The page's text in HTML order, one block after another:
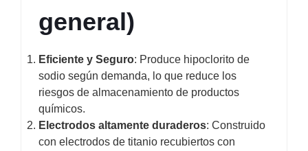
general)
Eficiente y Seguro: Produce hipoclorito de
sodio según demanda, lo que reduce los
riesgos de almacenamiento de productos
químicos.
Electrodos altamente duraderos: Construido
con electrodos de titanio recubiertos con